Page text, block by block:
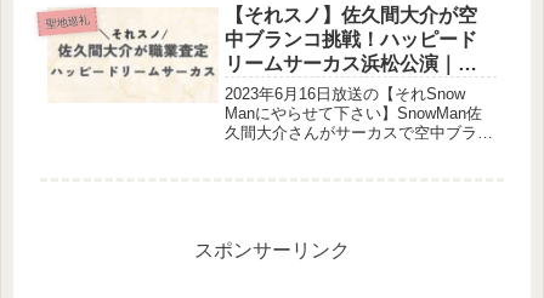
いでしょうか。(function(b,c,f,g,a,...
聖地巡礼
【それスノ】佐久間大介が空
中ブランコ挑戦！ハッピード
リームサーカス浜松公演｜
SnowManロケ地
2023年6月16日放送の【それSnow
Manにやらせて下さい】SnowMan佐
久間大介さんがサーカスで空中ブラン
スポンサーリンク